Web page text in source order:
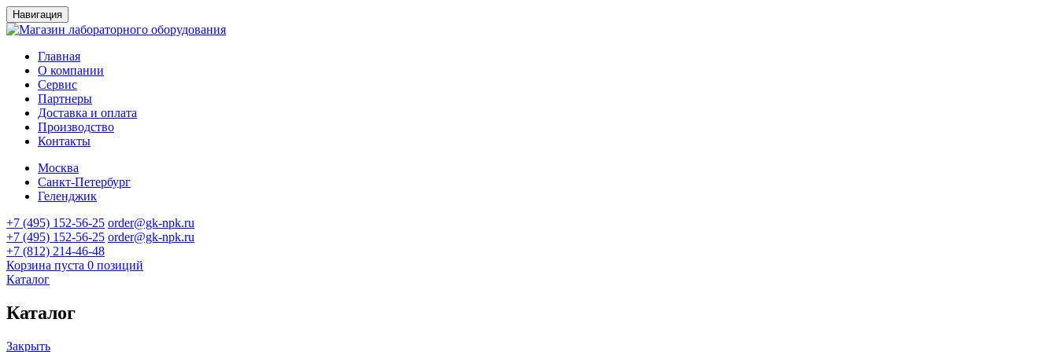
Навигация
Главная
О компании
Сервис
Партнеры
Доставка и оплата
Производство
Контакты
Москва
Санкт-Петербург
Геленджик
+7 (495) 152-56-25 order@gk-npk.ru
+7 (495) 152-56-25 order@gk-npk.ru
+7 (812) 214-46-48
Корзина пуста 0 позиций
Каталог
Каталог
Закрыть